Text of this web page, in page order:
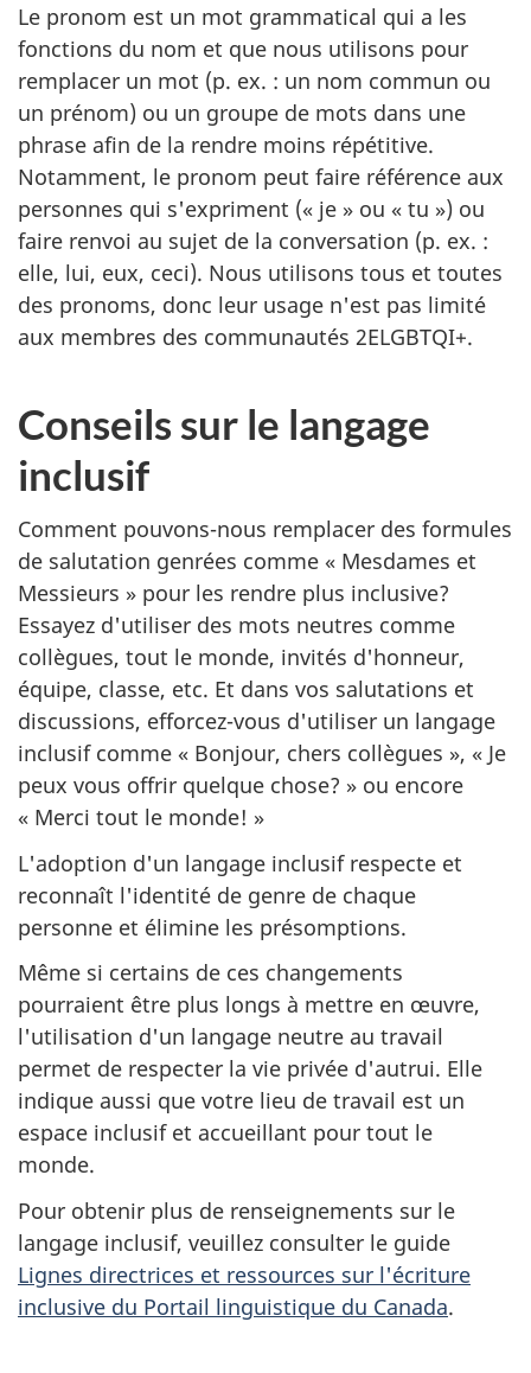
Le pronom est un mot grammatical qui a les
fonctions du nom et que nous utilisons pour
remplacer un mot (p. ex. : un nom commun ou
un prénom) ou un groupe de mots dans une
phrase afin de la rendre moins répétitive.
Notamment, le pronom peut faire référence aux
personnes qui s'expriment (« je » ou « tu ») ou
faire renvoi au sujet de la conversation (p. ex. :
elle, lui, eux, ceci). Nous utilisons tous et toutes
des pronoms, donc leur usage n'est pas limité
aux membres des communautés 2ELGBTQI+.
Conseils sur le langage
inclusif
Comment pouvons-nous remplacer des formules
de salutation genrées comme « Mesdames et
Messieurs » pour les rendre plus inclusive?
Essayez d'utiliser des mots neutres comme
collègues, tout le monde, invités d'honneur,
équipe, classe, etc. Et dans vos salutations et
discussions, efforcez-vous d'utiliser un langage
inclusif comme « Bonjour, chers collègues », « Je
peux vous offrir quelque chose? » ou encore
« Merci tout le monde! »
L'adoption d'un langage inclusif respecte et
reconnaît l'identité de genre de chaque
personne et élimine les présomptions.
Même si certains de ces changements
pourraient être plus longs à mettre en œuvre,
l'utilisation d'un langage neutre au travail
permet de respecter la vie privée d'autrui. Elle
indique aussi que votre lieu de travail est un
espace inclusif et accueillant pour tout le
monde.
Pour obtenir plus de renseignements sur le
langage inclusif, veuillez consulter le guide
Lignes directrices et ressources sur l'écriture
inclusive du Portail linguistique du Canada.